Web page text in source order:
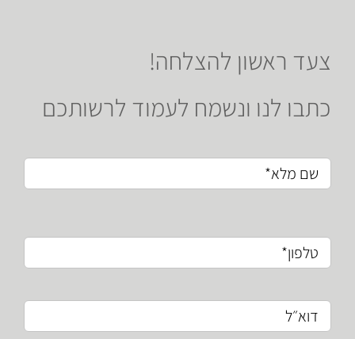
צעד ראשון להצלחה!
כתבו לנו ונשמח לעמוד לרשותכם